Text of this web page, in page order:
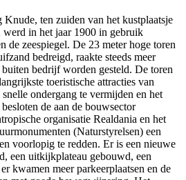
ten zuiden van het kustplaatsje
in het jaar 1900 in gebruik
de zeespiegel. De 23 meter hoge toren
bedreigd, raakte steeds meer
bedrijf worden gesteld. De toren
toeristische attracties van
ondergang te vermijden en het
de aan de bouwsector
organisatie Realdania en het
(Naturstyrelsen) een
voorlopig te redden. Er is een nieuwe
een uitkijkplateau gebouwd, een
kwamen meer parkeerplaatsen en de